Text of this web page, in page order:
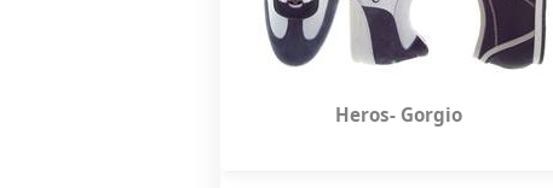
Heros- Gorgio Niki-